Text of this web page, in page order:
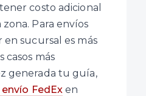
costo adicional
Para envíos
sucursal es más
casos más
generada tu guía,
FedEx en